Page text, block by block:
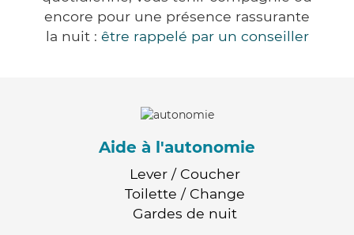
encore pour une présence rassurante
la nuit : être rappelé par un conseiller
Aide à l'autonomie
Lever / Coucher
Toilette / Change
Gardes de nuit